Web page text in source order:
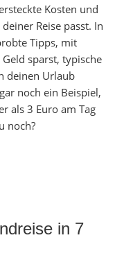
Kosten und
Reise passt. In
Tipps, mit
sparst, typische
deinen Urlaub
noch ein Beispiel,
als 3 Euro am Tag
noch?
in 7